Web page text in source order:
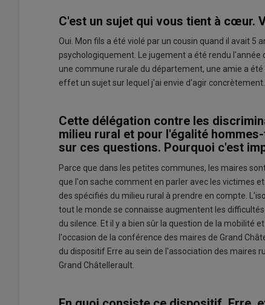
C'est un sujet qui vous tient à cœur.
Oui. Mon fils a été violé par un cousin quand il avait 5
psychologiquement. Le jugement a été rendu l'année
une commune rurale du département, une amie a
effet un sujet sur lequel j'ai envie d'agir concrètement.
Cette délégation contre les
milieu rural et pour l'égalité
sur ces questions. Pourquoi c'est
Parce que dans les petites communes, les maires
que l'on sache comment en parler avec les victimes
des spécifiés du milieu rural à prendre en compte.
tout le monde se connaisse augmentent les
du silence. Et il y a bien sûr la question de la mobilité
l'occasion de la conférence des maires de Grand
du dispositif Erre au sein de l'association des maires
Grand Châtellerault.